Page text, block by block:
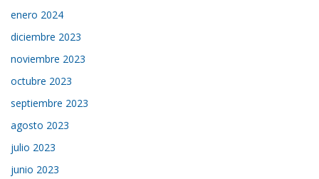
enero 2024
diciembre 2023
noviembre 2023
octubre 2023
septiembre 2023
agosto 2023
julio 2023
junio 2023